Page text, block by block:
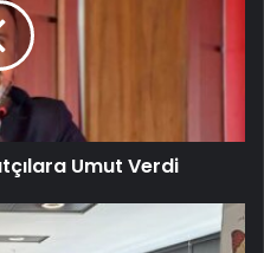
Umut Verdi